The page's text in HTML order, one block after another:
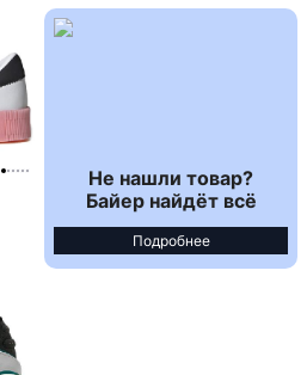
Не нашли товар?
Байер найдёт всё
Подробнее